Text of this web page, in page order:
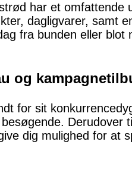
har et omfattende
dagligvarer, samt
fra bunden eller blot
og
for sit
besøgende. Derudover
dig mulighed for at